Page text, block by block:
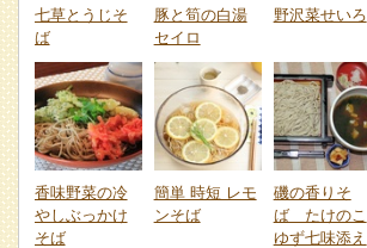
七草とうじそ
ば
豚と筍の白湯
セイロ
野沢菜せいろ
香味野菜の冷
やしぶっかけ
そば
簡単 時短 レモ
ンそば
磯の香りそ
ば たけのこ
ゆず七味添え